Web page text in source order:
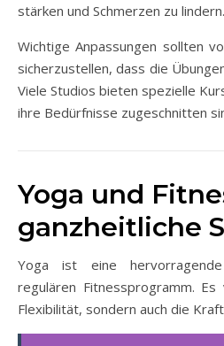
stärken und Schmerzen zu lindern.
Wichtige Anpassungen sollten
sicherzustellen, dass die
Viele Studios bieten spezielle
ihre Bedürfnisse zugeschnitten
Yoga und
ganzheitliche
Yoga ist eine
regulären Fitnessprogramm.
Flexibilität, sondern auch die